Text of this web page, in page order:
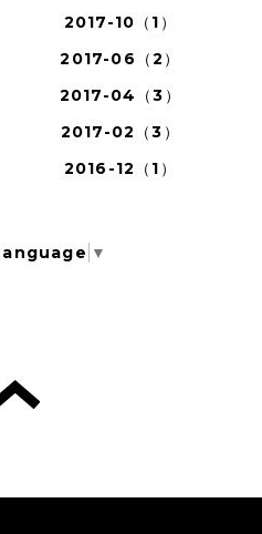
2017-10（1）
2017-06（2）
2017-04（3）
2017-02（3）
2016-12（1）
▼